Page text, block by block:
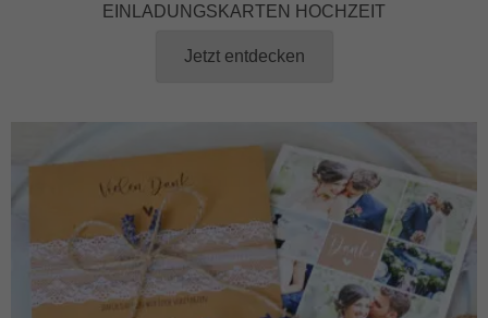
EINLADUNGSKARTEN HOCHZEIT
Jetzt entdecken